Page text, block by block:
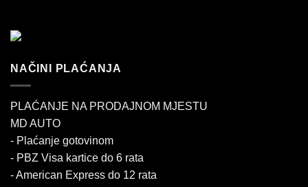
NAČINI PLAĆANJA
PLAĆANJE NA PRODAJNOM MJESTU
MD AUTO
- Plaćanje gotovinom
- PBZ Visa kartice do 6 rata
- American Express do 12 rata